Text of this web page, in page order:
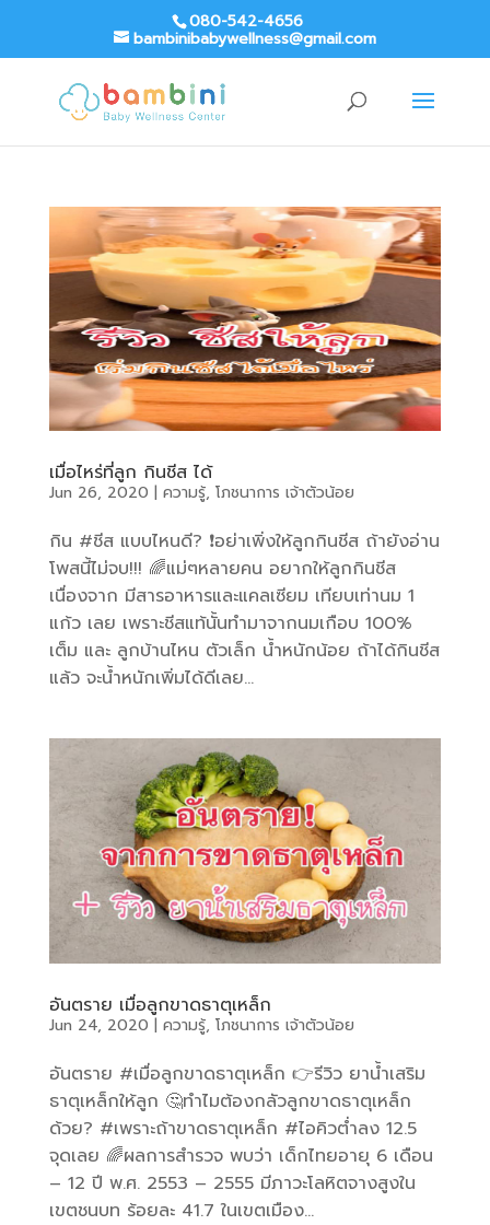
080-542-4656
bambinibabywellness@gmail.com
เมื่อไหร่ที่ลูก กินชีส ได้
Jun 26, 2020 | ความรู้, โภชนาการ เจ้าตัวน้อย
กิน #ชีส แบบไหนดี? ❗️อย่าเพิ่งให้ลูกกินชีส ถ้ายังอ่าน
โพสนี้ไม่จบ!!! 🌈แม่ๆหลายคน อยากให้ลูกกินชีส
เนื่องจาก มีสารอาหารและแคลเซียม เทียบเท่านม 1
แก้ว เลย เพราะชีสแท้นั้นทำมาจากนมเกือบ 100%
เต็ม และ ลูกบ้านไหน ตัวเล็ก น้ำหนักน้อย ถ้าได้กินชีส
แล้ว จะน้ำหนักเพิ่มได้ดีเลย...
อันตราย เมื่อลูกขาดธาตุเหล็ก
Jun 24, 2020 | ความรู้, โภชนาการ เจ้าตัวน้อย
อันตราย #เมื่อลูกขาดธาตุเหล็ก 👉รีวิว ยาน้ำเสริม
ธาตุเหล็กให้ลูก 🤔ทำไมต้องกลัวลูกขาดธาตุเหล็ก
ด้วย? #เพราะถ้าขาดธาตุเหล็ก #ไอคิวต่ำลง 12.5
จุดเลย 🌈ผลการสำรวจ พบว่า เด็กไทยอายุ 6 เดือน
– 12 ปี พ.ศ. 2553 – 2555 มีภาวะโลหิตจางสูงใน
เขตชนบท ร้อยละ 41.7 ในเขตเมือง...